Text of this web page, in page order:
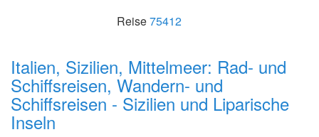
Reise75412
Italien, Sizilien, Mittelmeer: Rad- und
Schiffsreisen, Wandern- und
Schiffsreisen - Sizilien und Liparische
Inseln